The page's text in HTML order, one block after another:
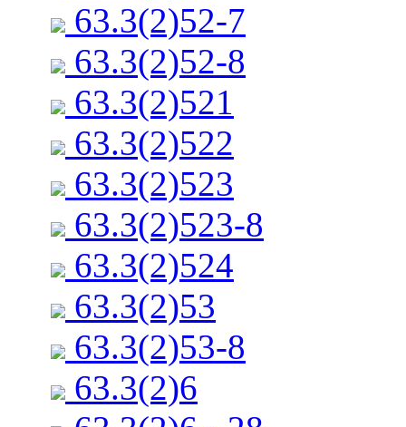
63.3(2)52-7
63.3(2)52-8
63.3(2)521
63.3(2)522
63.3(2)523
63.3(2)523-8
63.3(2)524
63.3(2)53
63.3(2)53-8
63.3(2)6